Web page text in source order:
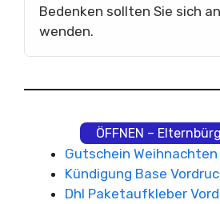
Bedenken sollten Sie sich
wenden.
ÖFFNEN –
Gutschein Weihnachten
Kündigung Base
Dhl Paketaufkleber